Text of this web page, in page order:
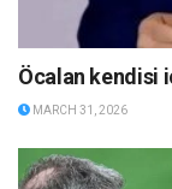
Öcalan kendisi
MARCH 31, 2026